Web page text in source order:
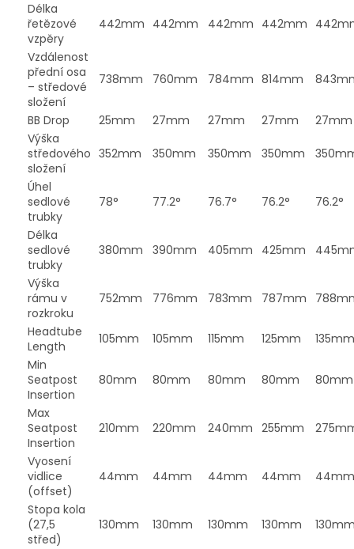
Délka
řetězové
vzpěry
442mm 442mm 442mm 442mm
Vzdálenost
přední osa
– středové
složení
738mm 760mm 784mm 814mm
BB Drop 25mm 27mm 27mm 27mm
27mm
Výška
středového
složení
352mm 350mm 350mm 350mm
Úhel
sedlové
trubky
78° 77.2° 76.7° 76.2° 76.2°
Délka
sedlové
trubky
380mm 390mm 405mm 425mm
Výška
rámu v
rozkroku
752mm 776mm 783mm 787mm
Headtube
Length
105mm 105mm 115mm 125mm
135mm
Min
Seatpost
Insertion
80mm 80mm 80mm 80mm 80mm
Max
Seatpost
Insertion
210mm 220mm 240mm 255mm
Vyosení
vidlice
(offset)
44mm 44mm 44mm 44mm 44mm
Stopa kola
(27,5
střed)
130mm 130mm 130mm 130mm